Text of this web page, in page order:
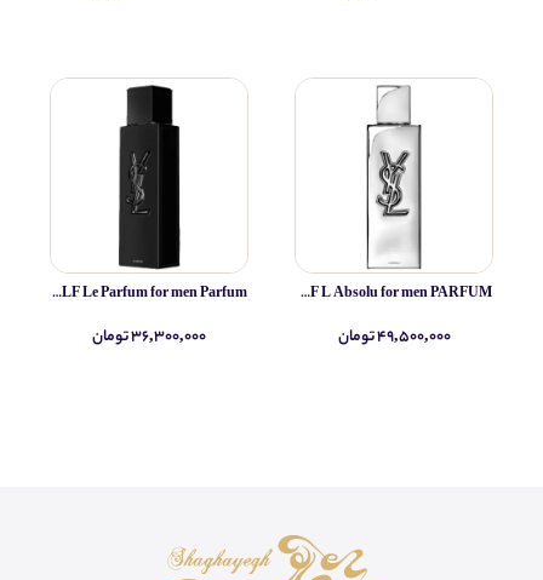
Yves Saint Laurent MYSLF L Absolu for men PARFUM
۴۹,۵۰۰,۰۰۰ تومان
Yves Saint Laurent MYSLF Le Parfum for men Parfum
۳۶,۳۰۰,۰۰۰ تومان